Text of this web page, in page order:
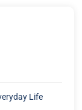
Life